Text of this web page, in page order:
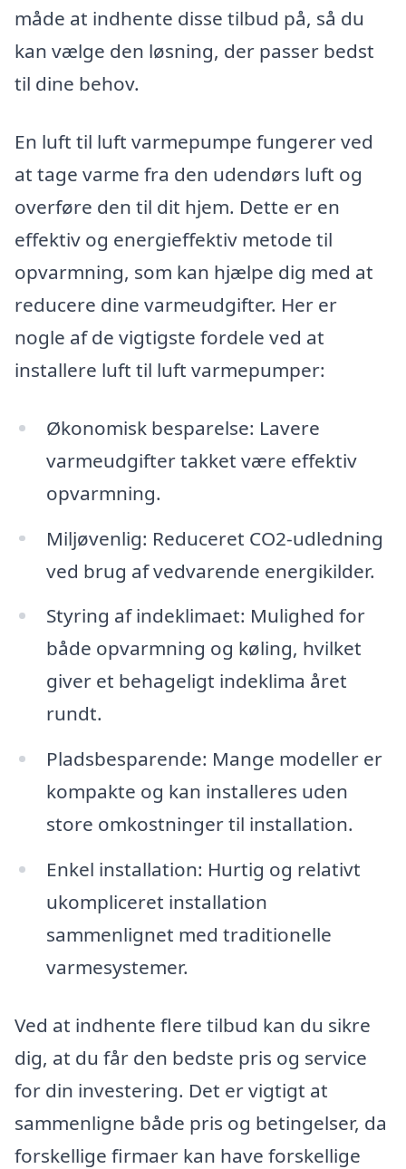
måde at indhente disse tilbud på, så du
kan vælge den løsning, der passer bedst
til dine behov.
En luft til luft varmepumpe fungerer ved
at tage varme fra den udendørs luft og
overføre den til dit hjem. Dette er en
effektiv og energieffektiv metode til
opvarmning, som kan hjælpe dig med at
reducere dine varmeudgifter. Her er
nogle af de vigtigste fordele ved at
installere luft til luft varmepumper:
Økonomisk besparelse: Lavere
varmeudgifter takket være effektiv
opvarmning.
Miljøvenlig: Reduceret CO2-udledning
ved brug af vedvarende energikilder.
Styring af indeklimaet: Mulighed for
både opvarmning og køling, hvilket
giver et behageligt indeklima året
rundt.
Pladsbesparende: Mange modeller er
kompakte og kan installeres uden
store omkostninger til installation.
Enkel installation: Hurtig og relativt
ukompliceret installation
sammenlignet med traditionelle
varmesystemer.
Ved at indhente flere tilbud kan du sikre
dig, at du får den bedste pris og service
for din investering. Det er vigtigt at
sammenligne både pris og betingelser, da
forskellige firmaer kan have forskellige